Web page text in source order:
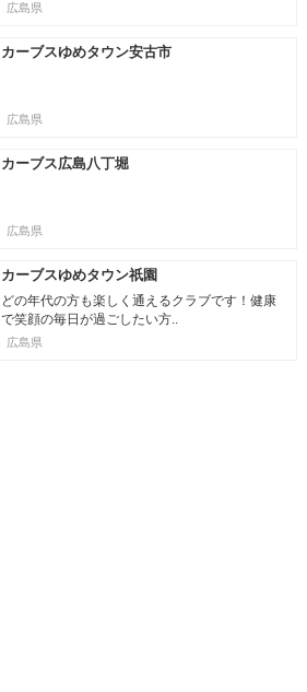
広島県
カーブスゆめタウン安古市
広島県
カーブス広島八丁堀
広島県
カーブスゆめタウン祇園
どの年代の方も楽しく通えるクラブです！健康
で笑顔の毎日が過ごしたい方..
広島県